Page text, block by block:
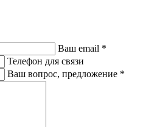
Ваш email *
Телефон для связи
Ваш вопрос, предложение *